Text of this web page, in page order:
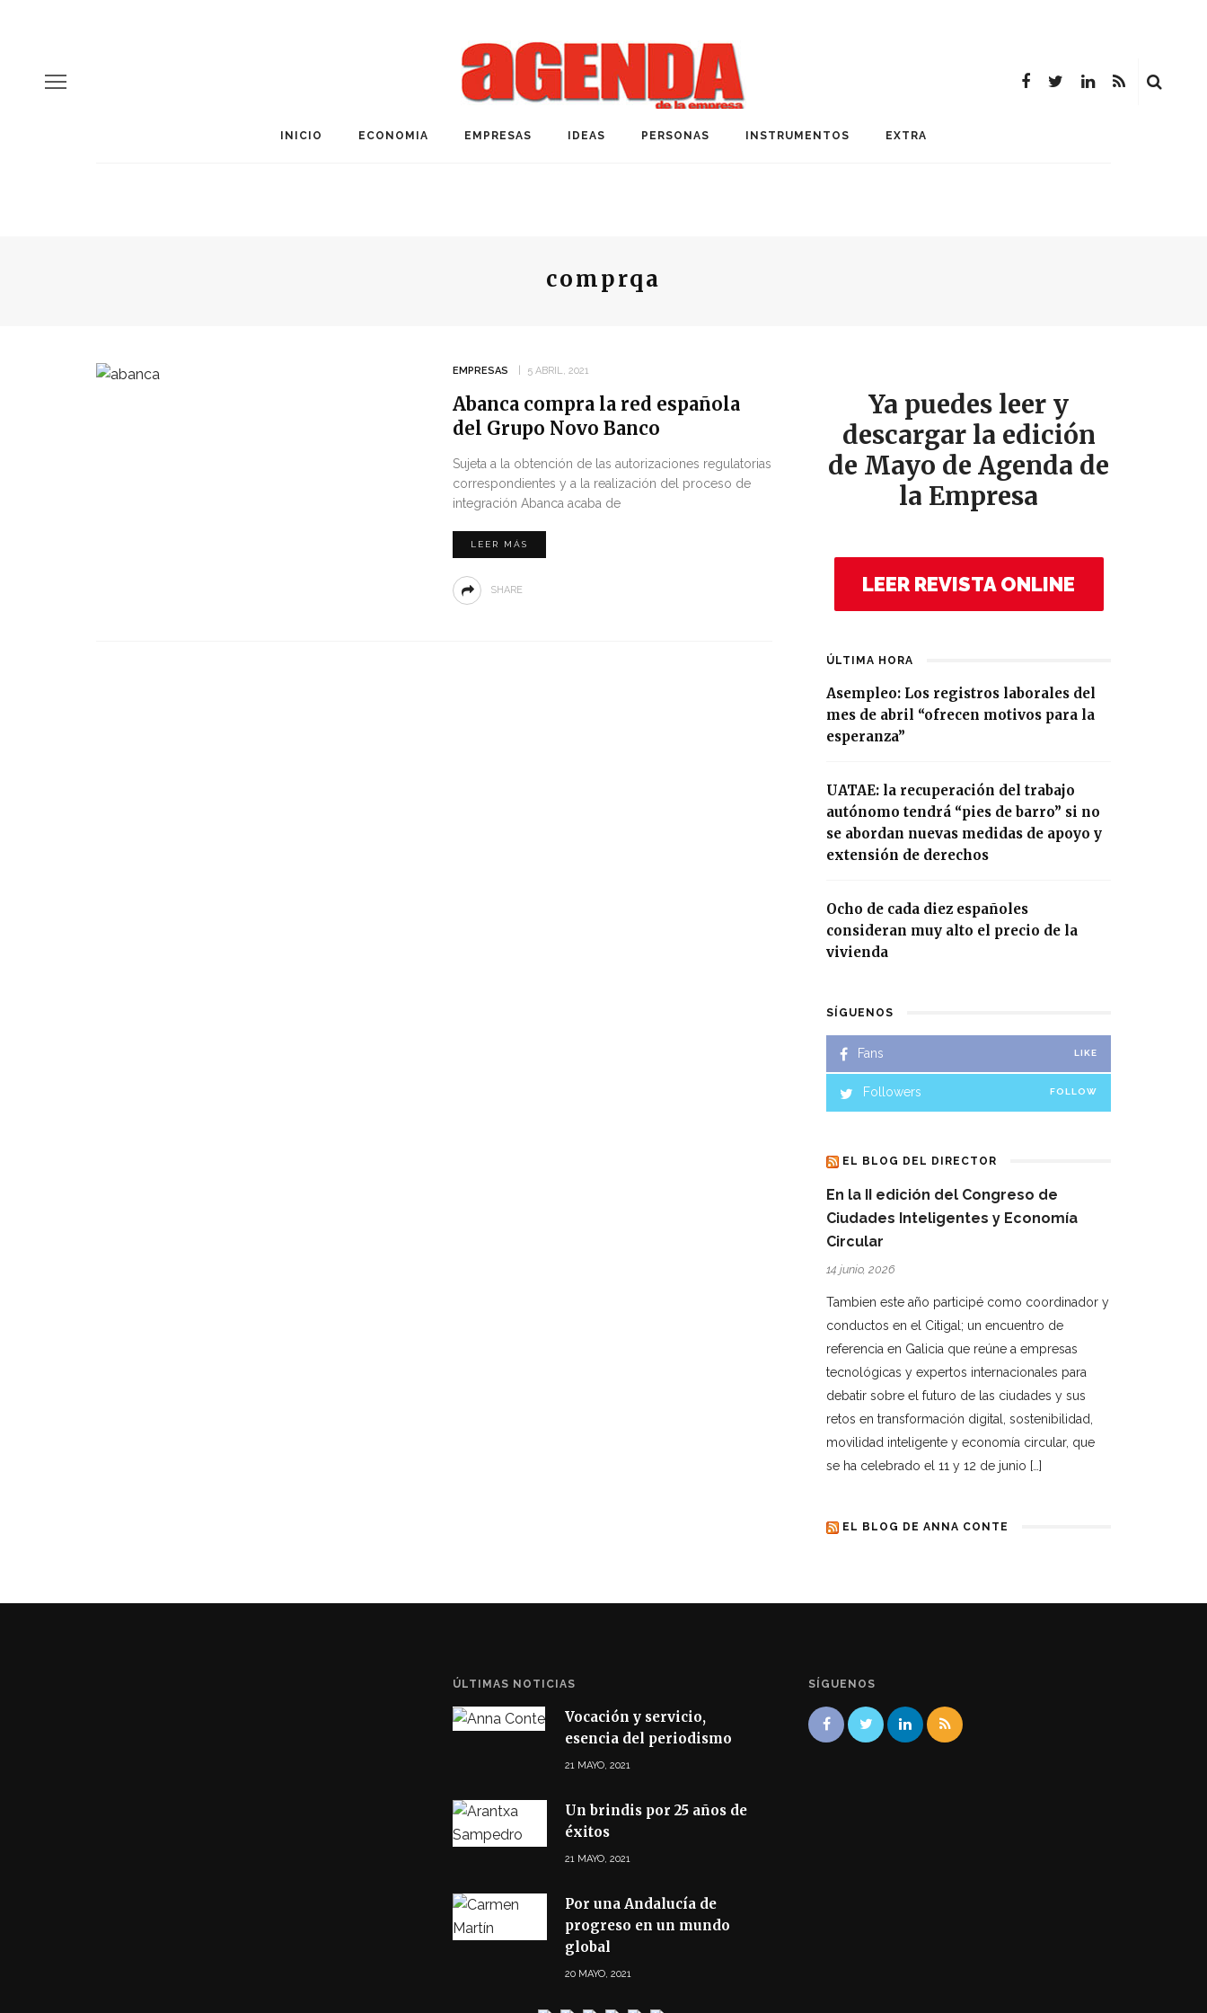
INICIO ECONOMIA EMPRESAS IDEAS PERSONAS INSTRUMENTOS EXTRA
comprqa
EMPRESAS 5 ABRIL, 2021
Abanca compra la red española
del Grupo Novo Banco
Sujeta a la obtención de las autorizaciones regulatorias
correspondientes y a la realización del proceso de
integración Abanca acaba de
LEER MÁS
SHARE
Ya puedes leer y
descargar la edición
de Mayo de Agenda de
la Empresa
LEER REVISTA ONLINE
ÚLTIMA HORA
Asempleo: Los registros laborales del
mes de abril “ofrecen motivos para la
esperanza”
UATAE: la recuperación del trabajo
autónomo tendrá “pies de barro” si no
se abordan nuevas medidas de apoyo y
extensión de derechos
Ocho de cada diez españoles
consideran muy alto el precio de la
vivienda
SÍGUENOS
Fans LIKE
Followers FOLLOW
EL BLOG DEL DIRECTOR
En la II edición del Congreso de
Ciudades Inteligentes y Economía
Circular
14 junio, 2026
Tambien este año participé como coordinador y
conductos en el Citigal; un encuentro de
referencia en Galicia que reúne a empresas
tecnológicas y expertos internacionales para
debatir sobre el futuro de las ciudades y sus
retos en transformación digital, sostenibilidad,
movilidad inteligente y economía circular, que
se ha celebrado el 11 y 12 de junio […]
EL BLOG DE ANNA CONTE
ÚLTIMAS NOTICIAS
Vocación y servicio,
esencia del periodismo
21 MAYO, 2021
Un brindis por 25 años de
éxitos
21 MAYO, 2021
Por una Andalucía de
progreso en un mundo
global
20 MAYO, 2021
SÍGUENOS